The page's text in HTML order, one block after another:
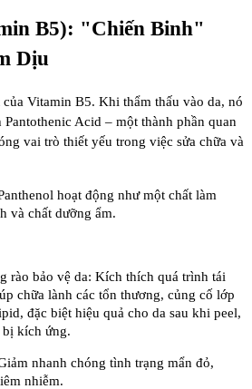
B5): "Chiến Binh"
Dịu
Vitamin B5. Khi thẩm thấu vào da, nó
Pantothenic Acid – một thành phần quan
vai trò thiết yếu trong việc sửa chữa và
hoạt động như một chất làm
và chất dưỡng ẩm.
rào bảo vệ da: Kích thích quá trình tái
chữa lành các tổn thương, củng cố lớp
đặc biệt hiệu quả cho da sau khi peel,
kích ứng.
nhanh chóng tình trạng mẩn đỏ,
nhiễm.